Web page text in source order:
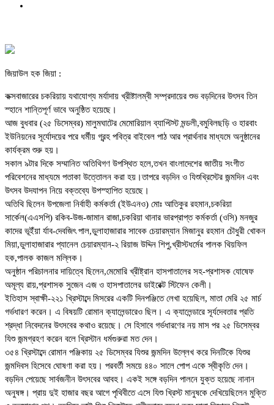
জিয়াউল হক জিয়া :
কক্সবাজারের চকরিয়ায় যথাযোগ্য মর্যাদায় খ্রীষ্টালম্বী সম্প্রদায়ের শুভ বড়দিনের উৎসব তিন
স্হানে শান্তিপূর্ণ ভাবে অনুষ্ঠিত হয়েছে।
আজ বুধবার (২৫ ডিসেম্বর) মালুমঘাটের মেমোরিয়াল ব্যাপ্টিস্ট মন্ডলী,বমুবিলছড়ি ও হারবাং
ইউনিয়নের সূর্যোদয়ের পরে ধর্মীয় গ্রন্হ পবিত্র বাইবেল পাঠ আর প্রার্থনার মাধ্যমে অনুষ্ঠানের
কার্যক্রম শুরু হয়।
সকাল ৯টার দিকে সম্মানিত অতিথিগণ উপস্থিত হলে,তখন বাংলাদেশের জাতীয় সংগীত
পরিবেশনের মাধ্যমে পতাকা উত্তোলন করা হয়।তাপরে বড়দিন ও যিশুখ্রিস্টের জন্মদিন এবং
উৎসব উদযাপন নিয়ে বক্তব্যে উপস্হাপিত হয়েছে।
অতিথি ছিলেন উপজেলা নির্বাহী কর্মকর্তা (ইউএনও) মোঃ আতিকুর রহমান,চকরিয়া
সার্কেল(এএসপি) রকিব-উজ-জামান রাজা,চকরিয়া থানার ভারপ্রাপ্ত কর্মকর্তা (ওসি) মনজুর
কাদের ভূইঁয়া র্যাব-দেবজিৎ পাল,ডুলাহাজারার সাবেক চেয়ারম্যান মিজানুর রহমান চৌধুরী খোকন
মিয়া,ডুলাহাজারার প্যানেল চেয়ারম্যান-২ রিয়াজ উদ্দিন শিপু,খ্রীস্টধর্মের পালক থিয়ফিল
হক,পালক কাজল মল্লিক।
অনুষ্ঠান পরিচালনার দায়িত্বে ছিলেন,মেমোরি খ্রীষ্ট্রান হাসপাতালের সহ-প্রশাসক যোষেফ
অমূল্য রায়,প্রশাসক সুজেন এজ ও হাসপাতালের ডাইরেক্ট স্টিফেন কেলী।
ইতিহাস স্বাক্ষী-২২১ খ্রিস্টাব্দে মিসরের একটি দিনপঞ্জিতে লেখা হয়েছিল, মাতা মেরি ২৫ মার্চ
গর্ভধারণ করেন। এ বিষয়টি রোমান ক্যালেন্ডারেও ছিল। এ ক্যালেন্ডারে সূর্যদেবতার প্রতি
শ্রদ্ধা নিবেদনের উৎসবের কথাও রয়েছে। সে হিসাবে গর্ভধারণের নয় মাস পর ২৫ ডিসেম্বর
যিশু জন্মগ্রহণ করেন বলে খ্রিস্টান ধর্মগুরুরা মত দেন।
৩৫৪ খ্রিস্টাব্দে রোমান পঞ্জিকায় ২৫ ডিসেম্বর যিশুর জন্মদিন উল্লেখ করে দিনটিকে যিশুর
জন্মদিবস হিসেবে ঘোষণা করা হয়। পরবর্তী সময়ে ৪৪০ সালে পোপ একে স্বীকৃতি দেন।
বড়দিন পেয়েছে সার্বজনীন উৎসবের আবহ। একই সঙ্গে বড়দিন পালনে যুক্ত হয়েছে নানান
অনুষঙ্গ। প্রায় দুই হাজার বছর আগে পৃথিবীতে এসে যিশু খ্রিস্ট মানুষকে দেখিয়েছিলেন মুক্তি